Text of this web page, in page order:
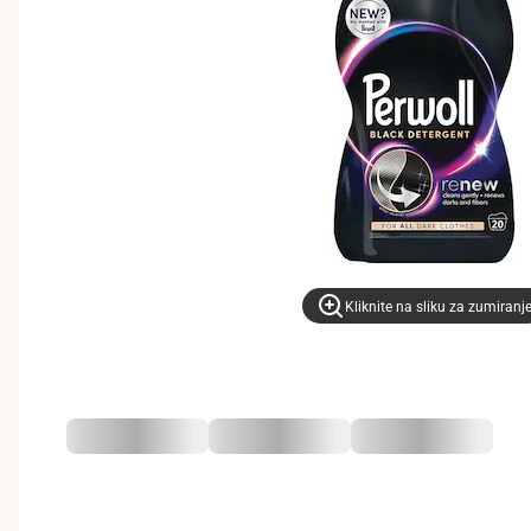
Kliknite na sliku za zumiranje